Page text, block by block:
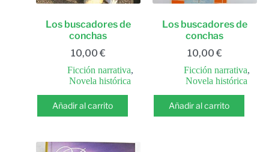
Los buscadores de
conchas
10,00 €
Ficción narrativa,
Novela histórica
Añadir al carrito
Los buscadores de
conchas
10,00 €
Ficción narrativa,
Novela histórica
Añadir al carrito